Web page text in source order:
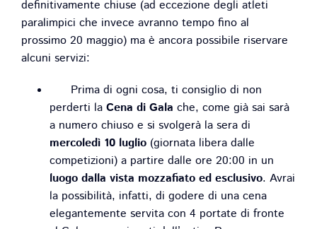
definitivamente chiuse (ad eccezione degli atleti
paralimpici che invece avranno tempo fino al
prossimo 20 maggio) ma è ancora possibile riservare
alcuni servizi:
Prima di ogni cosa, ti consiglio di non
perderti la Cena di Gala che, come già sai sarà
a numero chiuso e si svolgerà la sera di
mercoledì 10 luglio (giornata libera dalle
competizioni) a partire dalle ore 20:00 in un
luogo dalla vista mozzafiato ed esclusivo. Avrai
la possibilità, infatti, di godere di una cena
elegantemente servita con 4 portate di fronte